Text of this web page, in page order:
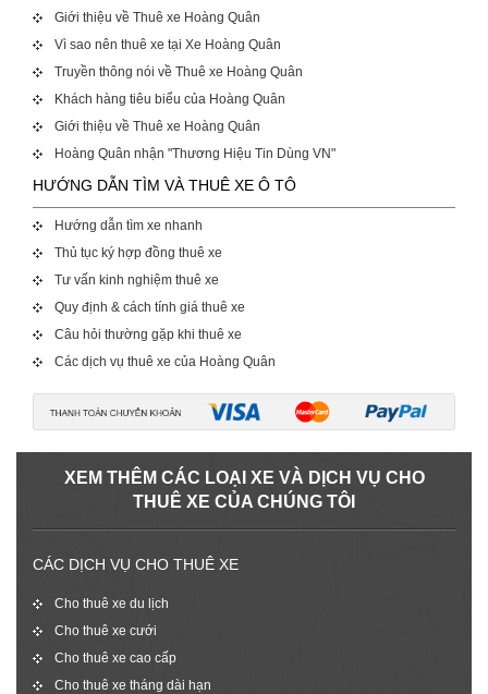
Giới thiệu về Thuê xe Hoàng Quân
Vì sao nên thuê xe tại Xe Hoàng Quân
Truyền thông nói về Thuê xe Hoàng Quân
Khách hàng tiêu biểu của Hoàng Quân
Giới thiệu về Thuê xe Hoàng Quân
Hoàng Quân nhận "Thương Hiệu Tin Dùng VN"
HƯỚNG DẪN TÌM VÀ THUÊ XE Ô TÔ
Hướng dẫn tìm xe nhanh
Thủ tục ký hợp đồng thuê xe
Tư vấn kinh nghiệm thuê xe
Quy định & cách tính giá thuê xe
Câu hỏi thường gặp khi thuê xe
Các dịch vụ thuê xe của Hoàng Quân
XEM THÊM CÁC LOẠI XE VÀ DỊCH VỤ CHO
THUÊ XE CỦA CHÚNG TÔI
CÁC DỊCH VỤ CHO THUÊ XE
Cho thuê xe du lịch
Cho thuê xe cưới
Cho thuê xe cao cấp
Cho thuê xe tháng dài hạn